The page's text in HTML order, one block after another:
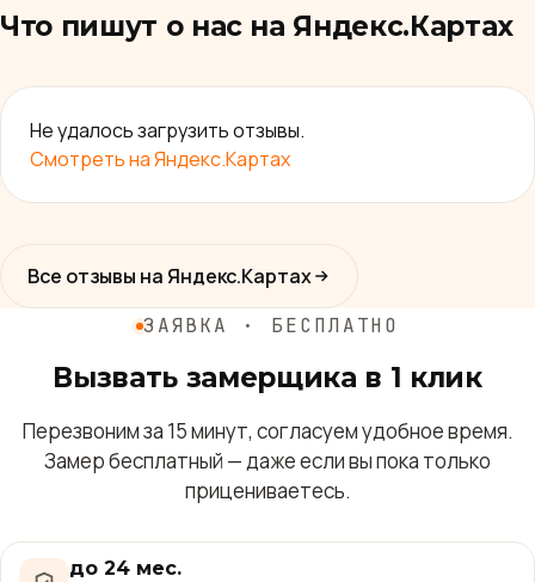
Что пишут о нас на Яндекс.Картах
Не удалось загрузить отзывы.
Смотреть на Яндекс.Картах
Все отзывы на Яндекс.Картах
ЗАЯВКА · БЕСПЛАТНО
Вызвать замерщика в 1 клик
Перезвоним за 15 минут, согласуем удобное время.
Замер бесплатный — даже если вы пока только
прицениваетесь.
до 24 мес.